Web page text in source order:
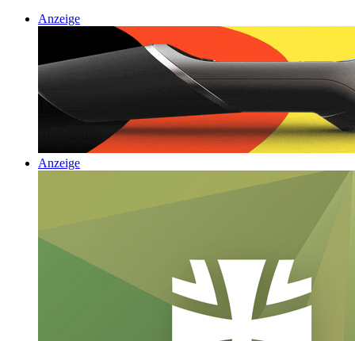
Anzeige
Anzeige